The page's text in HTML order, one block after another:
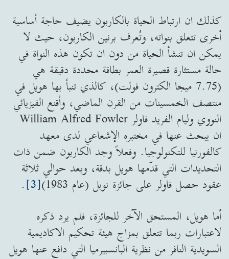
كذلك ان ارتباط الحياة بالكاربون يضيف حاجة أساسية
أخرى تتعلق بنواته، وتُعرف برنين الكاربون، حيث لا
يمكن ان تنشأ الحياة من دون ان تكون هذه النواة في
حالة مستثارة قصيرة العمر بطاقة محددة دقيقة هي
(7.75 ميجا الكترون فولت)، كالذي تنبأ بها هويل في
منتصف الخمسينات من القرن الماضي، وأقنع الفيزيائي
النووي وليام الفريد فاولر William Alfred Fowler
ان يبحث عنها في مختبره الإشعاعي لدى معهد
كالفورنيا للتكنولوجيا. وفعلاً وجد الكاربون ضمن ذات
التحديدات التي قدّمها هويل بدقة، وبعد حوالي ثلاثة
عقود حصل فاولر على جائزة نوبل (عام 1983)
[3]
.
أما هويل، المستحق الآخر للجائزة، فلم يرد ذكره
لاعتبارات ربما تتعلق بمزاج هيئة تحكيم الاكاديمية
السويدية النافر من نظرية البانسبيرميا التي دافع عنها هويل